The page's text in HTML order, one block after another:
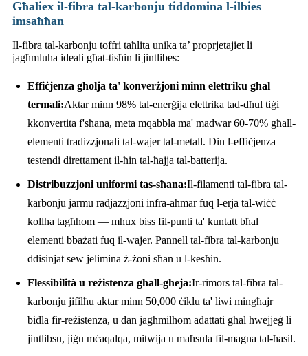
Għaliex il-fibra tal-karbonju tiddomina l-ilbies
imsaħħan
Il-fibra tal-karbonju toffri taħlita unika ta’ proprjetajiet li
jagħmluha ideali għat-tisħin li jintlibes:
Effiċjenza għolja ta' konverżjoni minn elettriku għal
termali:Aktar minn 98% tal-enerġija elettrika tad-dħul tiġi
kkonvertita f'sħana, meta mqabbla ma' madwar 60-70% għall-
elementi tradizzjonali tal-wajer tal-metall. Din l-effiċjenza
testendi direttament il-ħin tal-ħajja tal-batterija.
Distribuzzjoni uniformi tas-sħana:Il-filamenti tal-fibra tal-
karbonju jarmu radjazzjoni infra-aħmar fuq l-erja tal-wiċċ
kollha tagħhom — mhux biss fil-punti ta' kuntatt bħal
elementi bbażati fuq il-wajer. Pannell tal-fibra tal-karbonju
ddisinjat sew jelimina ż-żoni sħan u l-kesħin.
Flessibilità u reżistenza għall-għeja:Ir-rimors tal-fibra tal-
karbonju jifilħu aktar minn 50,000 ċiklu ta' liwi mingħajr
bidla fir-reżistenza, u dan jagħmilhom adattati għal ħwejjeġ li
jintlibsu, jiġu mċaqalqa, mitwija u maħsula fil-magna tal-ħasil.